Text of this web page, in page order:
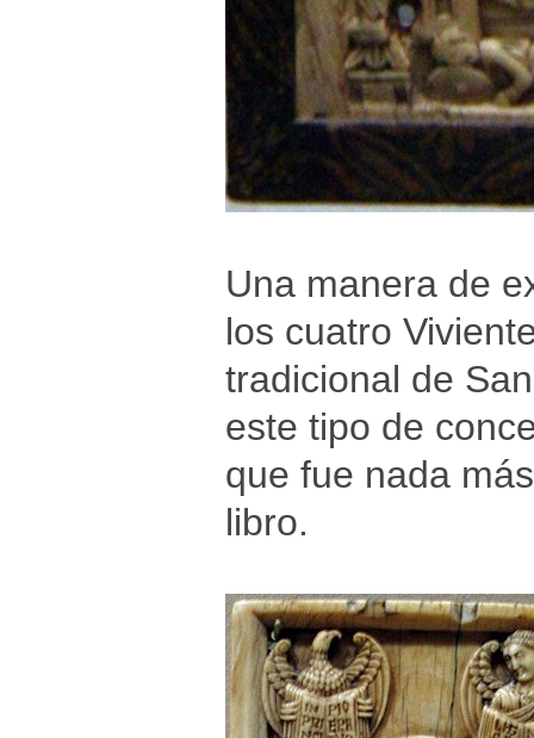
Una manera de
los cuatro
tradicional de
este tipo de
que fue nada
libro.